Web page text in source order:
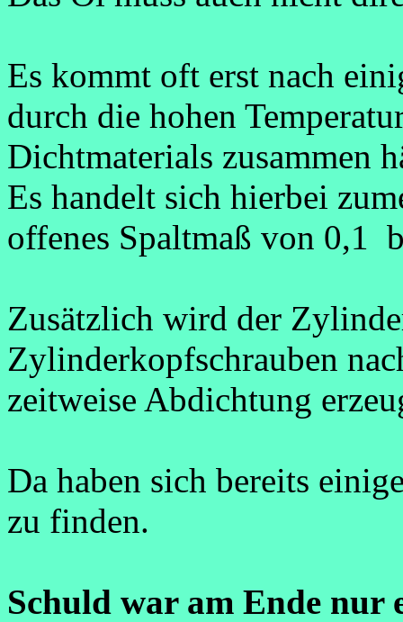
Es kommt oft erst nach
durch die hohen
Dichtmaterials zusammen
Es handelt sich hierbei
offenes Spaltmaß von 0,1
Zusätzlich wird der
Zylinderkopfschrauben
zeitweise Abdichtung
Da haben sich bereits
zu finden.
Schuld war am Ende nur